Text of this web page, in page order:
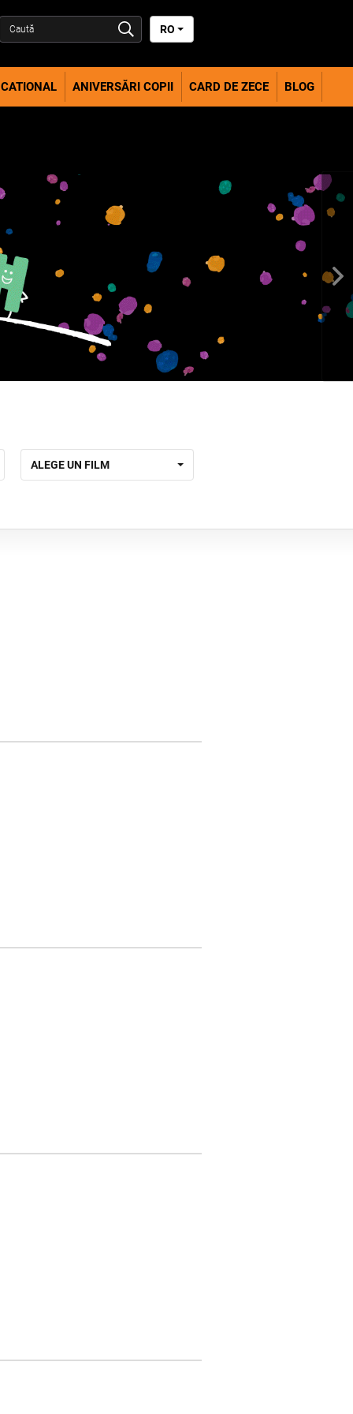
RO
ANIVERSĂRI COPII CARD DE ZECE BLOG
ALEGE UN FILM